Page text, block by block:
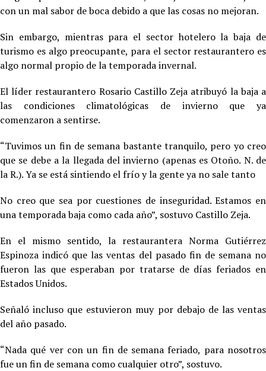
con un mal sabor de boca debido a que las cosas no mejoran.
Sin embargo, mientras para el sector hotelero la baja de
turismo es algo preocupante, para el sector restaurantero es
algo normal propio de la temporada invernal.
El líder restaurantero Rosario Castillo Zeja atribuyó la baja a
las condiciones climatológicas de invierno que ya
comenzaron a sentirse.
“Tuvimos un fin de semana bastante tranquilo, pero yo creo
que se debe a la llegada del invierno (apenas es Otoño. N. de
la R.). Ya se está sintiendo el frío y la gente ya no sale tanto
No creo que sea por cuestiones de inseguridad. Estamos en
una temporada baja como cada año”, sostuvo Castillo Zeja.
En el mismo sentido, la restaurantera Norma Gutiérrez
Espinoza indicó que las ventas del pasado fin de semana no
fueron las que esperaban por tratarse de días feriados en
Estados Unidos.
Señaló incluso que estuvieron muy por debajo de las ventas
del año pasado.
“Nada qué ver con un fin de semana feriado, para nosotros
fue un fin de semana como cualquier otro”, sostuvo.